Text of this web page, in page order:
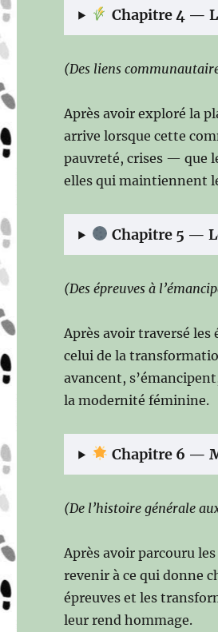
Chapitre 4 —
(Des liens
Après avoir exploré la
arrive lorsque cette
pauvreté, crises — que
elles qui maintiennent
Chapitre 5 —
(Des épreuves à
Après avoir traversé
celui de la
avancent,
la modernité féminine.
Chapitre 6 —
(De l’histoire générale
Après avoir parcouru
revenir à ce qui donne
épreuves et les
leur rend hommage.